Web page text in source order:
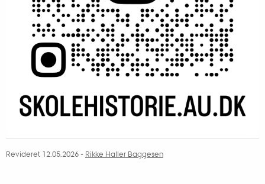
Revideret 12.05.2026- Rikke Haller Baggesen